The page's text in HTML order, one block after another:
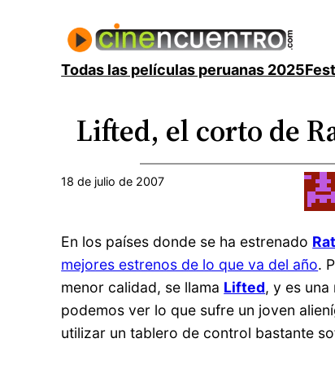
contenidoTodas las películas peruanas 2025
Lifted, el corto de
18 de julio de 2007
En los países donde se ha estrenado
mejores estrenos de lo que va del año.
menor calidad, se llama Lifted, y es
podemos ver lo que sufre un joven
utilizar un tablero de control bastante